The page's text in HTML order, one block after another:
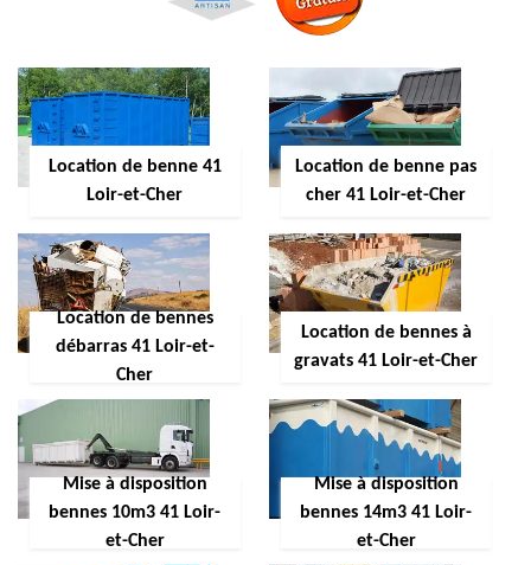
Location de benne 41
Loir-et-Cher
Location de benne pas
cher 41 Loir-et-Cher
Location de bennes
débarras 41 Loir-et-
Cher
Location de bennes à
gravats 41 Loir-et-Cher
Mise à disposition
bennes 10m3 41 Loir-
et-Cher
Mise à disposition
bennes 14m3 41 Loir-
et-Cher